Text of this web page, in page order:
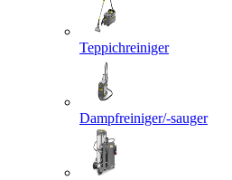
Teppichreiniger
Dampfreiniger/-sauger